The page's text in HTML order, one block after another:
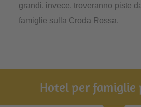
grandi, invece, troveranno piste
famiglie sulla Croda Rossa.
Hotel per famiglie